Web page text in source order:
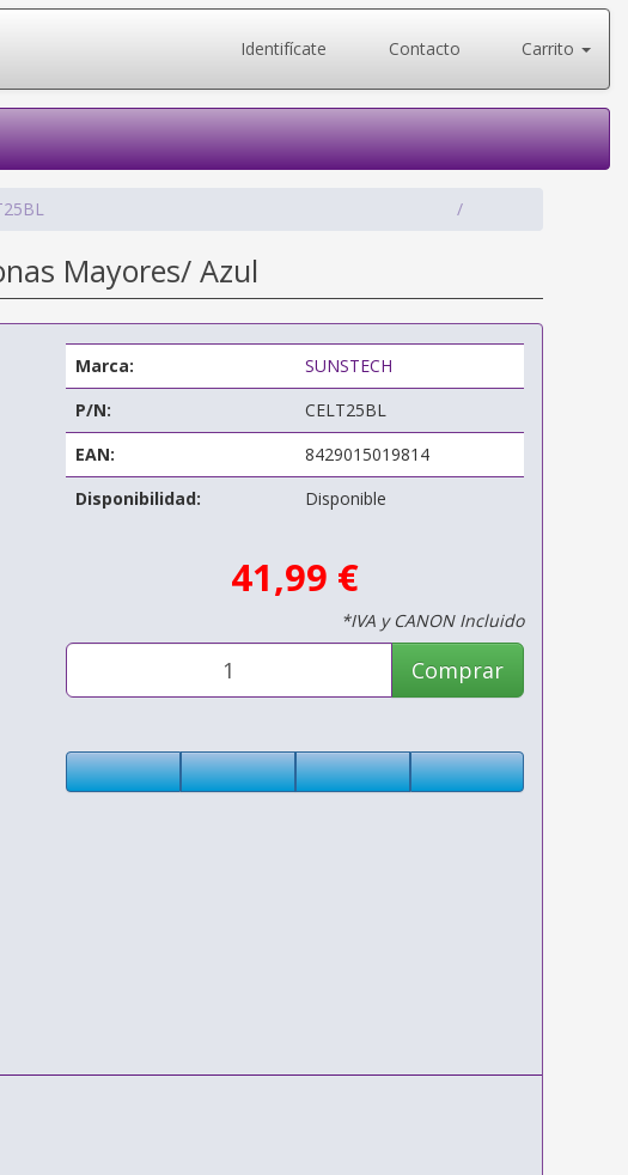
Identifícate Contacto Carrito
Mayores/ Azul
Marca:
SUNSTECH
P/N:
CELT25BL
EAN:
8429015019814
Disponibilidad:
Disponible
41,99 €
*IVA y CANON Incluido
Comprar